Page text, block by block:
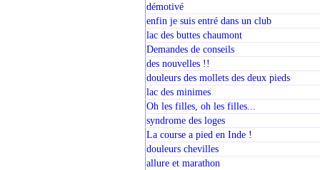
démotivé
enfin je suis entré dans un club
lac des buttes chaumont
Demandes de conseils
des nouvelles !!
douleurs des mollets des deux pieds
lac des minimes
Oh les filles, oh les filles...
syndrome des loges
La course a pied en Inde !
douleurs chevilles
allure et marathon